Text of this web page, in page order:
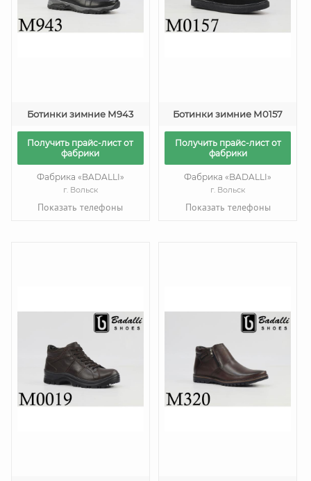
Ботинки зимние М943
Получить прайс-лист от
фабрики
Фабрика «BADALLI»
г. Вольск
Показать телефоны
Ботинки зимние М0157
Получить прайс-лист от
фабрики
Фабрика «BADALLI»
г. Вольск
Показать телефоны